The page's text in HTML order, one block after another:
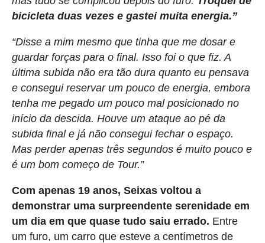
bicicleta duas vezes e gastei muita energia.”
“Disse a mim mesmo que tinha que me dosar e
guardar forças para o final. Isso foi o que fiz. A
última subida não era tão dura quanto eu pensava
e consegui reservar um pouco de energia, embora
tenha me pegado um pouco mal posicionado no
início da descida. Houve um ataque ao pé da
subida final e já não consegui fechar o espaço.
Mas perder apenas três segundos é muito pouco e
é um bom começo de Tour.”
Com apenas 19 anos, Seixas voltou a
demonstrar uma surpreendente serenidade em
um dia em que quase tudo saiu errado. Entre
um furo, um carro que esteve a centímetros de